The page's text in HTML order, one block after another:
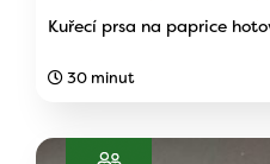
Kuřecí prsa na paprice
30 minut